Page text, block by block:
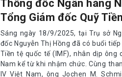
Thống đốc Ngân hàng
Tổng Giám đốc Quỹ
Sáng ngày 18/9/2025, tại Trụ sở
đốc Nguyễn Thị Hồng đã có buổi
Tiền tệ quốc tế (IMF), nhân dịp
Nam kể từ khi nhậm chức. Cùng
IV Việt Nam, ông Jochen M.